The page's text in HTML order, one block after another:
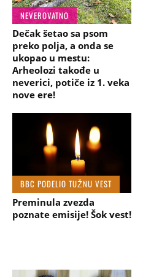
NEVEROVATNO
Dečak šetao sa psom
preko polja, a onda se
ukopao u mestu:
Arheolozi takođe u
neverici, potiče iz 1. veka
nove ere!
BBC PODELIO TUŽNU VEST
Preminula zvezda
poznate emisije! Šok vest!